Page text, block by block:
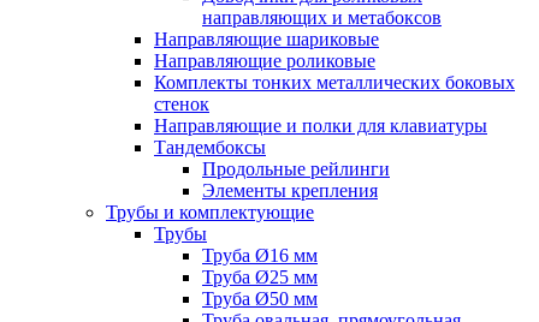
направляющих и метабоксов
Направляющие шариковые
Направляющие роликовые
Комплекты тонких металлических боковых
стенок
Направляющие и полки для клавиатуры
Тандембоксы
Продольные рейлинги
Элементы крепления
Трубы и комплектующие
Трубы
Труба Ø16 мм
Труба Ø25 мм
Труба Ø50 мм